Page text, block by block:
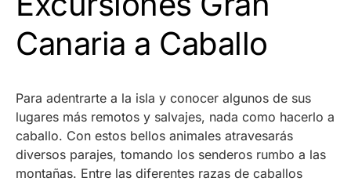
Canaria a Caballo
Para adentrarte a la isla y conocer algunos de sus
lugares más remotos y salvajes, nada como hacerlo a
caballo. Con estos bellos animales atravesarás
diversos parajes, tomando los senderos rumbo a las
montañas. Entre las diferentes razas de caballos